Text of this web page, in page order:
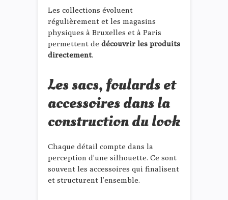
Les collections évoluent
régulièrement et les magasins
physiques à Bruxelles et à Paris
permettent de découvrir les produits
directement.
Les sacs, foulards et
accessoires dans la
construction du look
Chaque détail compte dans la
perception d’une silhouette. Ce sont
souvent les accessoires qui finalisent
et structurent l’ensemble.